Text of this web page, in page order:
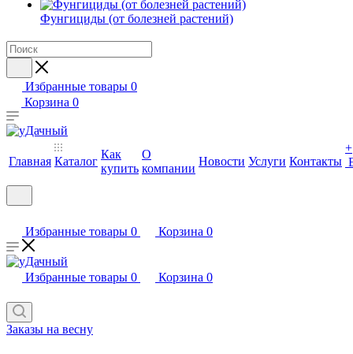
Фунгициды (от болезней растений)
Избранные товары 0
Корзина 0
Главная Каталог
Как
купить
О
компании
Новости Услуги Контакты
+
Избранные товары 0 Корзина 0
Избранные товары 0 Корзина 0
Заказы на весну